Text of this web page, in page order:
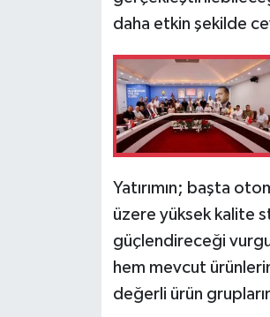
daha etkin şekilde
Yatırımın; başta
üzere yüksek kalite
güçlendireceği
hem mevcut
değerli ürün
SPOR HABERLERİ
TEKNOLOJİ
ÜLKE GÜNDEMİ